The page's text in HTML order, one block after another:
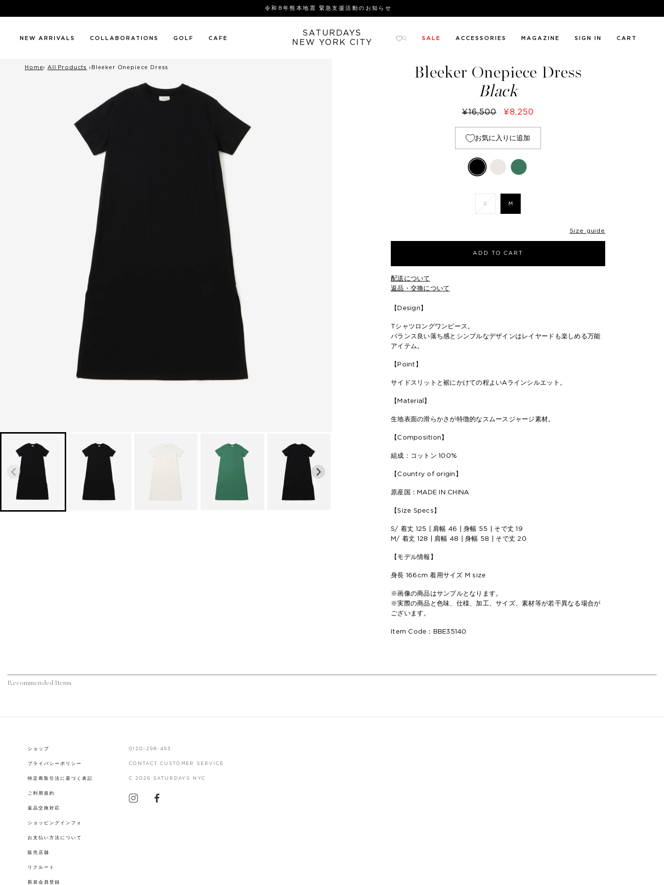
令和8年熊本地震 緊急支援活動のお知らせ
NEW ARRIVALS COLLABORATIONS GOLF CAFE
SATURDAYS
NEW YORK CITY
SALE ACCESSORIES MAGAZINE SIGN IN CART
Home› All Products › Bleeker Onepiece Dress
Bleeker Onepiece Dress
Black
¥16,500 ¥8,250
お気に入りに追加
S M
Size guide
ADD TO CART
配送について
返品・交換について
【Design】
Tシャツロングワンピース。
バランス良い落ち感とシンプルなデザインはレイヤードも楽しめる万能
アイテム。
【Point】
サイドスリットと裾にかけての程よいAラインシルエット。
【Material】
生地表面の滑らかさが特徴的なスムースジャージ素材。
【Composition】
組成：コットン 100%
【Country of origin】
原産国：MADE IN CHINA
【Size Specs】
S/ 着丈 125 | 肩幅 46 | 身幅 55 | そで丈 19
M/ 着丈 128 | 肩幅 48 | 身幅 58 | そで丈 20
【モデル情報】
身長 166cm 着用サイズ M size
※画像の商品はサンプルとなります。
※実際の商品と色味、仕様、加工、サイズ、素材等が若干異なる場合が
ございます。
Item Code：BBE35140
Recommended Items
ショップ
プライバシーポリシー
特定商取引法に基づく表記
ご利用規約
返品交換対応
ショッピングインフォ
お支払い方法について
販売店舗
リクルート
新規会員登録
0120-298-493
CONTACT CUSTOMER SERVICE
C 2026 SATURDAYS NYC